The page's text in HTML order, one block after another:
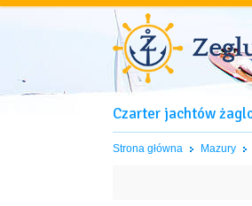
Czarter jachtów
Strona główna Mazury